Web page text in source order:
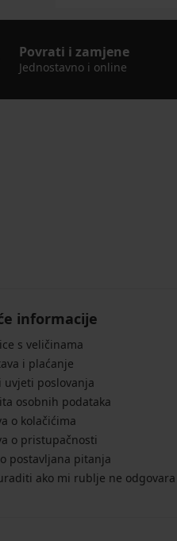
Povrati i zamjene
Jednostavno i online
informacije
s veličinama
i plaćanje
uvjeti poslovanja
osobnih podataka
o kolačićima
o pristupačnosti
postavljana pitanja
ako mi rublje ne odgovara